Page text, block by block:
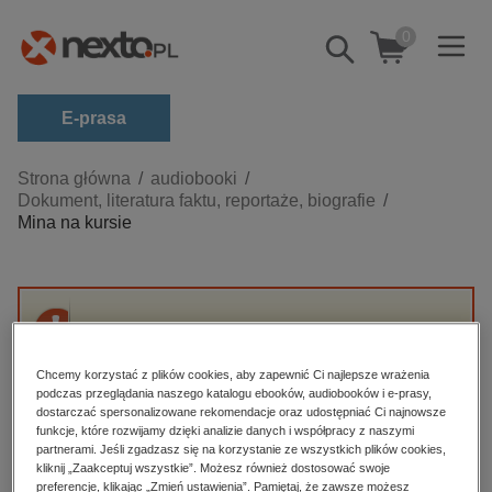
Pokaż/schowaj
wyszukiwarkę
0
E-prasa
Kategorie
Zobacz wszystkie E-prasa
biznesowe, branżowe, gospodarka
darmowe wydania
edukacja
hobby, sport, rozrywka
komputery, internet, technologie, informatyka
Strona główna
audiobooki
Dokument, literatura faktu, reportaże, biografie
Mina na kursie
High-contrast mode
Polecane
Chcemy korzystać z plików cookies, aby zapewnić Ci najlepsze wrażenia
podczas przeglądania naszego katalogu ebooków, audiobooków i e-prasy,
dostarczać spersonalizowane rekomendacje oraz udostępniać Ci najnowsze
funkcje, które rozwijamy dzięki analizie danych i współpracy z naszymi
partnerami. Jeśli zgadzasz się na korzystanie ze wszystkich plików cookies,
kliknij „Zaakceptuj wszystkie”. Możesz również dostosować swoje
preferencje, klikając „Zmień ustawienia”. Pamiętaj, że zawsze możesz